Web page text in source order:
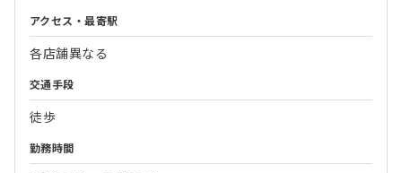
アクセス・最寄駅
各店舗異なる
交通手段
徒歩
勤務時間